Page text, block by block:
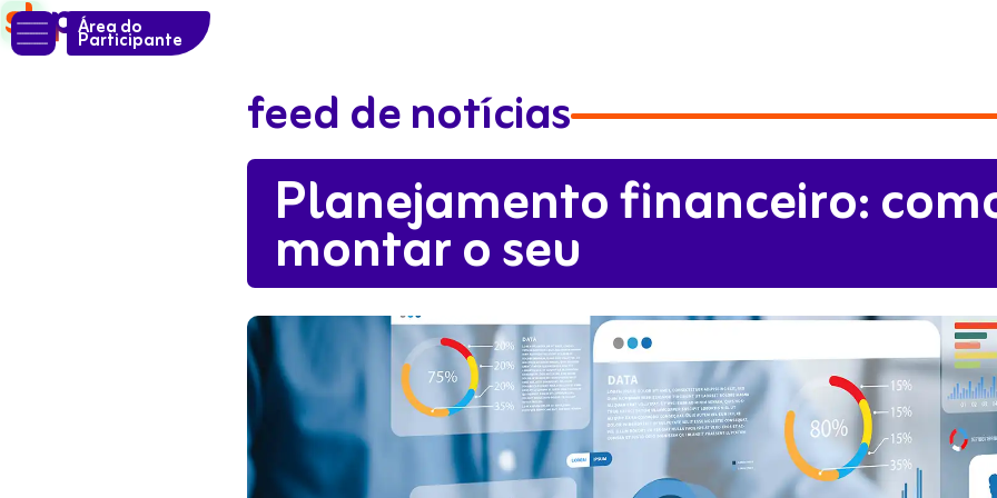
Área do
Participante

feed de notícias
Planejamento financeiro:
montar o seu